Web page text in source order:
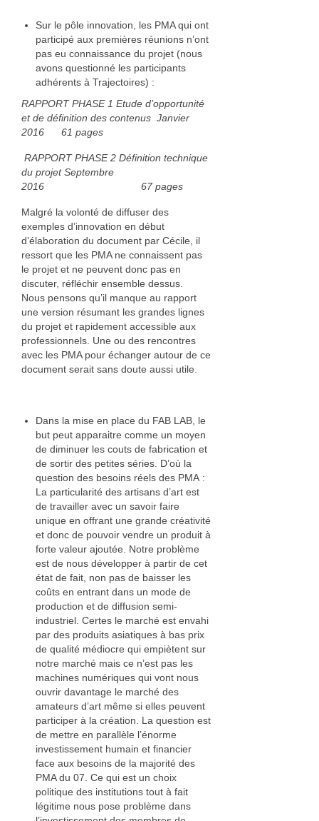
Sur le pôle innovation, les PMA qui ont
participé aux premières réunions n’ont
pas eu connaissance du projet (nous
avons questionné les participants
adhérents à Trajectoires) :
RAPPORT PHASE 1 Etude d’opportunité
et de définition des contenus Janvier
2016 61 pages
RAPPORT PHASE 2 Définition technique
du projet Septembre
2016 67 pages
Malgré la volonté de diffuser des
exemples d’innovation en début
d’élaboration du document par Cécile, il
ressort que les PMA ne connaissent pas
le projet et ne peuvent donc pas en
discuter, réfléchir ensemble dessus.
Nous pensons qu’il manque au rapport
une version résumant les grandes lignes
du projet et rapidement accessible aux
professionnels. Une ou des rencontres
avec les PMA pour échanger autour de ce
document serait sans doute aussi utile.
Dans la mise en place du FAB LAB, le
but peut apparaitre comme un moyen
de diminuer les couts de fabrication et
de sortir des petites séries. D’où la
question des besoins réels des PMA :
La particularité des artisans d’art est
de travailler avec un savoir faire
unique en offrant une grande créativité
et donc de pouvoir vendre un produit à
forte valeur ajoutée. Notre problème
est de nous développer à partir de cet
état de fait, non pas de baisser les
coûts en entrant dans un mode de
production et de diffusion semi-
industriel. Certes le marché est envahi
par des produits asiatiques à bas prix
de qualité médiocre qui empiètent sur
notre marché mais ce n’est pas les
machines numériques qui vont nous
ouvrir davantage le marché des
amateurs d’art même si elles peuvent
participer à la création. La question est
de mettre en parallèle l’énorme
investissement humain et financier
face aux besoins de la majorité des
PMA du 07. Ce qui est un choix
politique des institutions tout à fait
légitime nous pose problème dans